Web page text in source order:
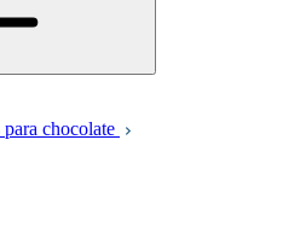
chocolate